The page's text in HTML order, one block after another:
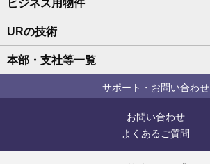
ビジネス用物件
URの技術
本部・支社等一覧
サポート・お問い合わせ
お問い合わせ
よくあるご質問